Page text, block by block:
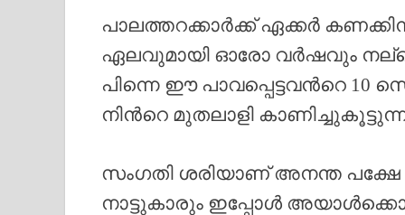
പാലത്തറക്കാർക്ക് ഏക്കർ
ഏലവുമായി ഓരോ വർഷവും
പിന്നെ ഈ പാവപ്പെട്ടവൻറെ 10
നിൻറെ മുതലാളി
സംഗതി ശരിയാണ് അനന്ത
നാട്ടുകാരും ഇപ്പോൾ